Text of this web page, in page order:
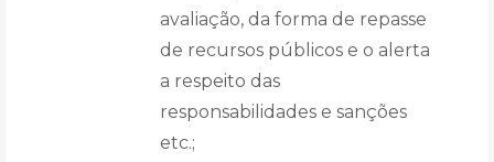
avaliação, da forma de repasse
de recursos públicos e o alerta
a respeito das
responsabilidades e sanções
etc.;